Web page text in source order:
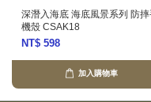
深潛入海底 海底風景系列 防
機殼 CSAK18
NT$ 598
加入購物車